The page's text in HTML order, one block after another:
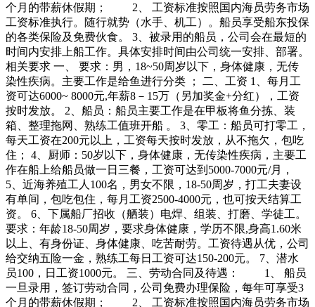
个月的带薪休假期； 2、 工资标准按照国内海员劳务市场
工资标准执行。随行就势（水手、机工）。船员享受船东投保
的各类保险及免费伙食。 3、被录用的船员，公司会在最短的
时间内安排上船工作。具体安排时间由公司统一安排、部署。
相关要求 一、 要求：男，18~50周岁以下，身体健康，无传
染性疾病。主要工作是给鱼进行分类 ； 二、工资 1、每月工
资可达6000~ 8000元,年薪8－15万（另加奖金+分红），工资
按时发放。 2、船员：船员主要工作是在甲板将鱼分拣、装
箱、整理拖网、熟练工值班开船 。 3、零工：船员可打零工，
每天工资在200元以上，工资每天按时发放，从不拖欠，包吃
住； 4、厨师：50岁以下，身体健康，无传染性疾病，主要工
作在船上给船员做一日三餐，工资可达到5000-7000元/月，
5、近海养殖工人100名，男女不限，18-50周岁，打工夫妻设
有单间，包吃包住，每月工资2500-4000元，也可按天结算工
资。 6、下属船厂招收（舾装）电焊、组装、打磨、学徒工。
要求：年龄18-50周岁，要求身体健康，学历不限,身高1.60米
以上、有身份证、身体健康、吃苦耐劳。工资待遇从优，公司
给交纳五险一金，熟练工每日工资可达150-200元。 7、潜水
员100，日工资1000元。 三、劳动合同及待遇： 1、 船员
一旦录用，签订劳动合同，公司免费办理保险，每年可享受3
个月的带薪休假期； 2、 工资标准按照国内海员劳务市场